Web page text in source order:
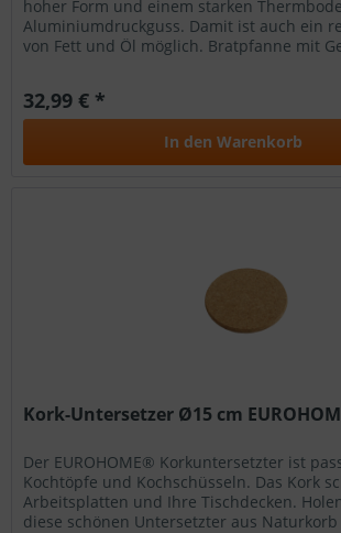
hoher Form und einem starken
Aluminiumdruckguss. Damit ist auch ein
von Fett und Öl möglich. Bratpfanne mit
32,99 € *
In den Warenkorb
Kork-Untersetzer Ø15 cm
Der EUROHOME® Korkuntersetzter ist
Kochtöpfe und Kochschüsseln. Das Kork
Arbeitsplatten und Ihre Tischdecken.
diese schönen Untersetzter aus